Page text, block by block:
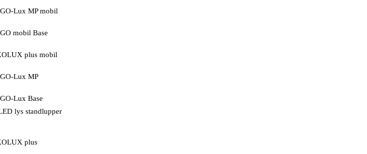
Lux MP mobil
mobil Base
plus mobil
Lux MP
Lux Base
lys standlupper
plus